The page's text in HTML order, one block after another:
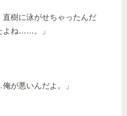
直樹に泳がせちゃったんだ
よね……。」
が悪いんだよ。」